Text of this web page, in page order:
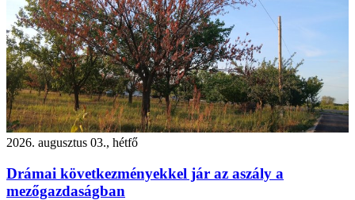
2026. augusztus 03., hétfő
Drámai következményekkel jár az aszály a
mezőgazdaságban